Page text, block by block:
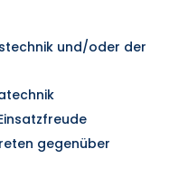
und/oder der
gegenüber